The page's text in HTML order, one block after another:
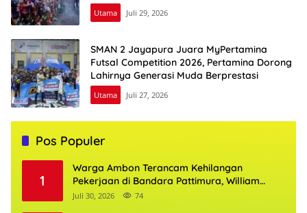
Utama Juli 29, 2026
SMAN 2 Jayapura Juara MyPertamina
Futsal Competition 2026, Pertamina Dorong
Lahirnya Generasi Muda Berprestasi
Utama Juli 27, 2026
Pos Populer
1
Warga Ambon Terancam Kehilangan
Pekerjaan di Bandara Pattimura, William
Mairuhu Desak Maskapai Utamakan Tenaga
Juli 30, 2026 74